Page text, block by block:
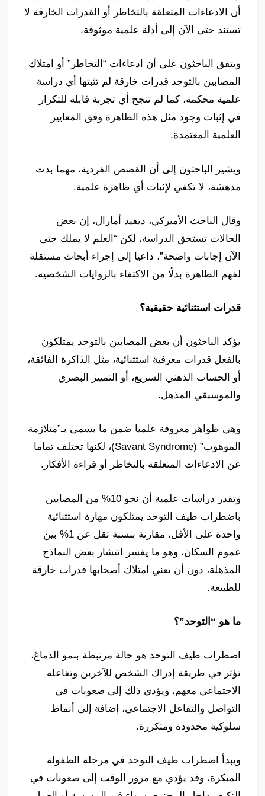
أن الادعاءات المتعلقة بالتخاطر أو القدرات الخارقة لا
تستند حتى الآن إلى أدلة علمية موثوقة.
ويتفق الباحثون على أن ادعاءات “التخاطر” أو امتلاك
المصابين بالتوحد قدرات خارقة لم تثبتها أي دراسة
علمية محكمة، كما لم تنجح أي تجربة قابلة للتكرار
في إثبات وجود مثل هذه الظاهرة وفق المعايير
العلمية المعتمدة.
ويشير الباحثون إلى أن القصص الفردية، مهما بدت
مدهشة، لا تكفي لإثبات أي ظاهرة علمية.
وقال الباحث الأميركي، ديفيد أمارال، إن بعض
الحالات تستحق الدراسة، لكن “العلم لا يملك حتى
الآن إجابات واضحة”، داعيا إلى إجراء أبحاث مستقلة
لفهم الظاهرة بدلًا من الاكتفاء بالروايات الشخصية.
قدرات استثنائية حقيقية؟
يؤكد الباحثون أن بعض المصابين بالتوحد يمتلكون
بالفعل قدرات معرفية استثنائية، مثل الذاكرة الفائقة،
أو الحساب الذهني السريع، أو التمييز البصري
والموسيقي المذهل.
وهي ظواهر معروفة علميا ضمن ما يسمى بـ”متلازمة
الموهوب” (Savant Syndrome)، لكنها تختلف تماما
عن الادعاءات المتعلقة بالتخاطر أو قراءة الأفكار.
وتقدر دراسات علمية أن نحو 10% من المصابين
باضطراب طيف التوحد يمتلكون مهارة استثنائية
واحدة على الأقل، مقارنة بنسبة تقل عن 1% بين
عموم السكان، وهو ما يفسر انتشار بعض النماذج
المذهلة، دون أن يعني امتلاك أصحابها قدرات خارقة
للطبيعة.
ما هو “التوحد”؟
اضطراب طيف التوحد هو حالة مرتبطة بنمو الدماغ،
تؤثر في طريقة إدراك الشخص للآخرين وتفاعله
الاجتماعي معهم، ويؤدي ذلك إلى صعوبات في
التواصل والتفاعل الاجتماعي، إضافة إلى أنماط
سلوكية محدودة ومتكررة.
ويبدأ اضطراب طيف التوحد في مرحلة الطفولة
المبكرة، وقد يؤدي مع مرور الوقت إلى صعوبات في